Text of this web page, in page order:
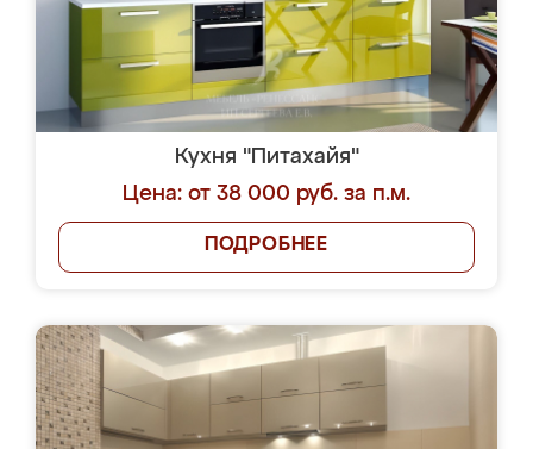
Кухня "Питахайя"
Цена: от 38 000 руб. за п.м.
ПОДРОБНЕЕ